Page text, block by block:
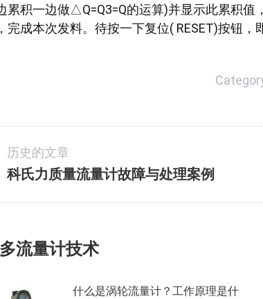
累积一边做△Q=Q3=Q的运算)并显示此累积值
完成本次发料。待按一下复位( RESET)按钮，
历史的文章
历
章：
科氏力质量流量计故障与处理案例
流量计技术
什么是涡轮流量计？工作原理是什